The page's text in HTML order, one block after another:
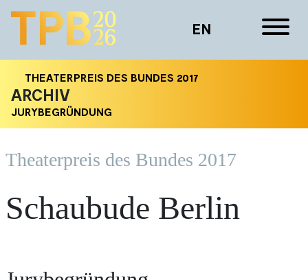
EN
THEATERPREIS DES BUNDES 2017
ARCHIV
JURYBEGRÜNDUNG
Theater­preis des Bundes 2017
Schaubude Berlin